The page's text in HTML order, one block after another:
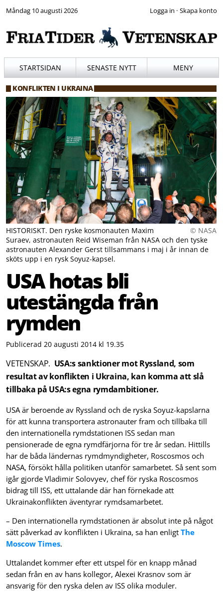
Måndag 10 augusti 2026 ·
STARTSIDAN SENASTE NYTT MENY
KONFLIKTEN I UKRAINA
© NASA
HISTORISKT. Den ryske kosmonauten Maxim
Suraev, astronauten Reid Wiseman från NASA och den tyske
astronauten Alexander Gerst tillsammans i maj i år innan de
sköts upp i en rysk Soyuz-kapsel.
USA hotas bli
utestängda från
rymden
Publicerad 20 augusti 2014 kl 19.35
VETENSKAP. USA:s sanktioner mot Ryssland, som
resultat av konflikten i Ukraina, kan komma att slå
tillbaka på USA:s egna rymdambitioner.
USA är beroende av Ryssland och de ryska Soyuz-kapslarna
för att kunna transportera astronauter fram och tillbaka till
den internationella rymdstationen ISS sedan man
pensionerade de egna rymdfärjorna för tre år sedan. Hittills
har de båda ländernas rymdmyndigheter, Roscosmos och
NASA, försökt hålla politiken utanför samarbetet. Så sent som
igår gjorde Vladimir Solovyev, chef för ryska Roscosmos
bidrag till ISS, ett uttalande där han förnekade att
Ukrainakonflikten äventyrar rymdsamarbetet.
– Den internationella rymdstationen är absolut inte på något
sätt påverkad av konflikten i Ukraina, sa han enligtThe
Moscow Times.
Uttalandet kommer efter ett utspel för en knapp månad
sedan från en av hans kollegor, Alexei Krasnov som är
ansvarig för den ryska delen av ISS olika moduler.